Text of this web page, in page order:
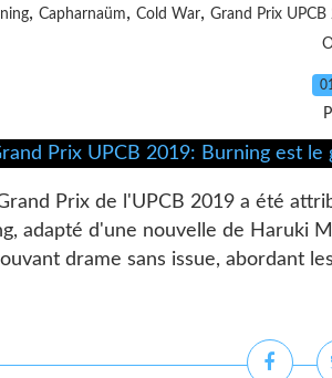
, Capharnaüm, Cold War, Grand Prix UPCB
Prix de l'UPCB 2019 a été
adapté d'une nouvelle de Haruki
drame sans issue, abordant